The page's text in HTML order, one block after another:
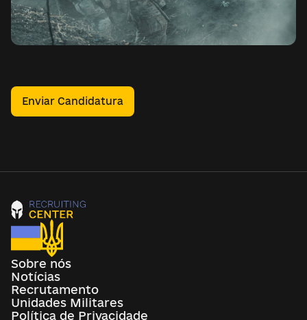
Enviar Candidatura
Sobre nós
Notícias
Recrutamento
Unidades Militares
Política de Privacidade